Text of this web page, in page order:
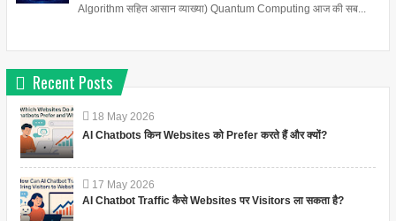
Algorithm सहित आसान व्याख्या) Quantum Computing आज की सब...
Recent Posts
18 May 2026
AI Chatbots किन Websites को Prefer करते हैं और क्यों?
17 May 2026
AI Chatbot Traffic कैसे Websites पर Visitors ला सकता है?